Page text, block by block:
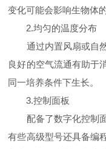
变化可能会影响生物体
2.均匀的温度分布
通过内置风扇或自然
良好的空气流通有助于
同一培养条件下生长。
3.控制面板
配备了数字化控制面
有些高级型号还具备编